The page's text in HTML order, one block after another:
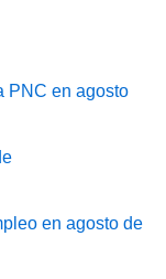
PNC en agosto
en agosto de